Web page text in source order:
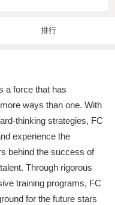
排行
a force that has
ways than one. With
thinking strategies, FC
experience the
behind the success of
Through rigorous
training programs, FC
for the future stars